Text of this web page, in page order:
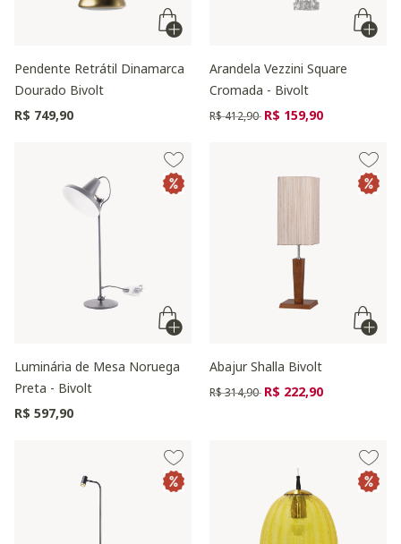
Pendente Retrátil Dinamarca
Dourado Bivolt
R$ 749,90
Arandela Vezzini Square
Cromada - Bivolt
Preço reduzido de
R$ 412,90 para
R$ 159,90
Luminária de Mesa Noruega
Preta - Bivolt
R$ 597,90
Abajur Shalla Bivolt
Preço reduzido de
R$ 314,90 para
R$ 222,90